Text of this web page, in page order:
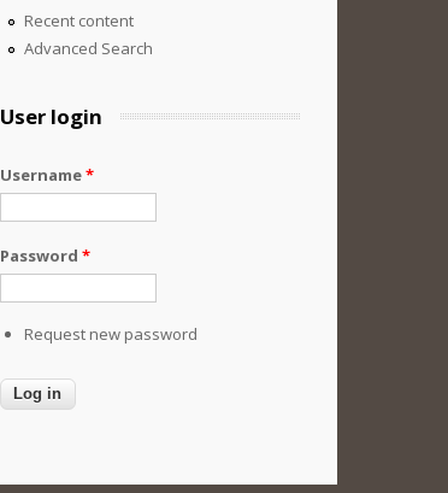
Recent content
Advanced Search
User login
Username*
Password *
Request new password